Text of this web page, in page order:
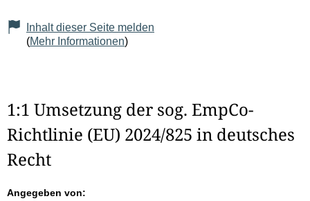
Inhalt dieser Seite melden
(Mehr Informationen)
1:1 Umsetzung der sog. EmpCo-
Richtlinie (EU) 2024/825 in deutsches
Recht
Angegeben von: